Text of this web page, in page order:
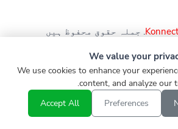
. جملہ حقوق محفوظ ہیں
We value your
We use cookies to enhance your
content, and analyze our
Preferences
Accept All